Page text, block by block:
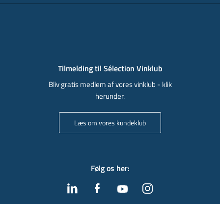
Tilmelding til Sélection Vinklub
Bliv gratis medlem af vores vinklub - klik
herunder.
Læs om vores kundeklub
Følg os her: